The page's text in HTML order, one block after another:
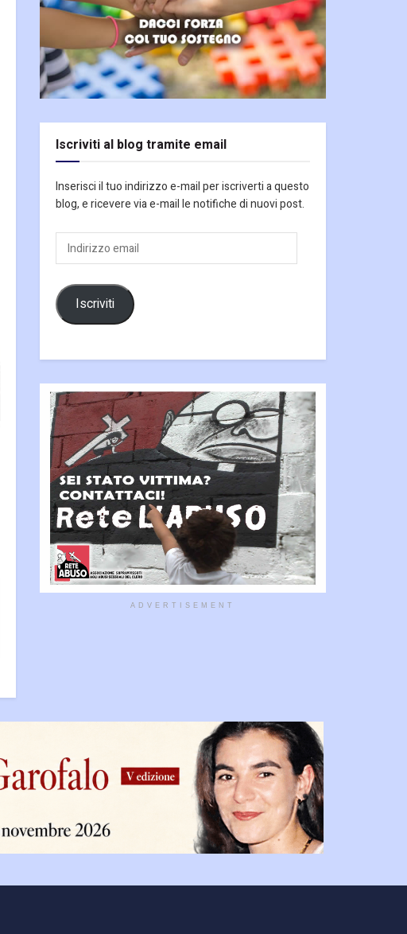
Iscriviti al blog tramite email
Inserisci il tuo indirizzo e-mail per iscriverti a questo
blog, e ricevere via e-mail le notifiche di nuovi post.
Indirizzo
email
Iscriviti
ADVERTISEMENT